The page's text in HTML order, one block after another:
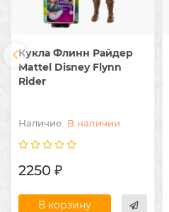
Кукла Флинн Райдер
Mattel Disney Flynn
Rider
В наличии
2250 ₽
В корзину